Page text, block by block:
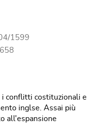
1599
i conflitti costituzionali e
inglse. Assai più
all'espansione